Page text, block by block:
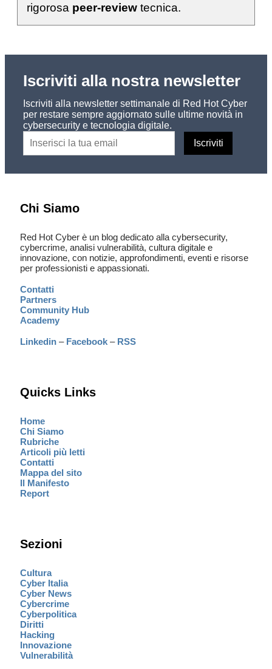
rigorosa peer-review tecnica.
Iscriviti alla nostra newsletter
Iscriviti alla newsletter settimanale di Red Hot Cyber
per restare sempre aggiornato sulle ultime novità in
cybersecurity e tecnologia digitale.
Chi Siamo
Red Hot Cyber è un blog dedicato alla cybersecurity,
cybercrime, analisi vulnerabilità, cultura digitale e
innovazione, con notizie, approfondimenti, eventi e risorse
per professionisti e appassionati.
Contatti
Partners
Community Hub
Academy
Linkedin – Facebook – RSS
Quicks Links
Home
Chi Siamo
Rubriche
Articoli più letti
Contatti
Mappa del sito
Il Manifesto
Report
Sezioni
Cultura
Cyber Italia
Cyber News
Cybercrime
Cyberpolitica
Diritti
Hacking
Innovazione
Vulnerabilità